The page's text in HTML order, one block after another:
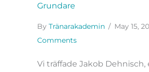
Grundare
By Tränarakademin / May 15,
Comments
Vi träffade Jakob Dehnisch,